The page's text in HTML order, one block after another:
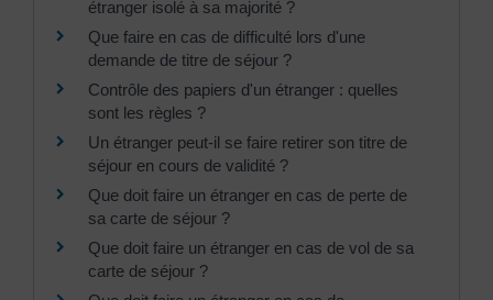
étranger isolé à sa majorité ?
Que faire en cas de difficulté lors d'une
demande de titre de séjour ?
Contrôle des papiers d'un étranger : quelles
sont les règles ?
Un étranger peut-il se faire retirer son titre de
séjour en cours de validité ?
Que doit faire un étranger en cas de perte de
sa carte de séjour ?
Que doit faire un étranger en cas de vol de sa
carte de séjour ?